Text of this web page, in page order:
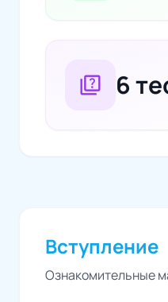
quiz 6
Вступление
Ознакомительные